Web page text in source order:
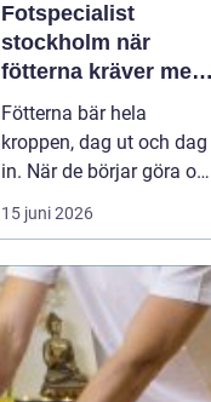
Fotspecialist
stockholm när
fötterna kräver mer
än vanliga sulor
Fötterna bär hela
kroppen, dag ut och dag
in. När de börjar göra ont
påverkas mer än bara
stegen sömn, träning,
lidande. Många försöker
länge med egenvård,
inlägg från sportbutiken
eller vila, men
15 juni 2026